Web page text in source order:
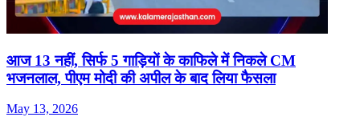
आज 13 नहीं, सिर्फ 5 गाड़ियों के काफिले में न‍िकले CM
भजनलाल, पीएम मोदी की अपील के बाद ल‍िया फैसला
May 13, 2026